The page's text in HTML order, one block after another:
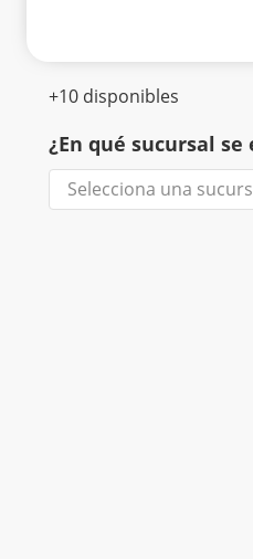
+10 disponibles
¿En qué sucursal